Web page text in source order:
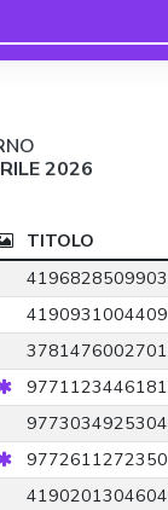
2026
TITOLO
4196828509903
4190931004409
3781476002701
9771123446181
9773034925304
9772611272350
4190201304604